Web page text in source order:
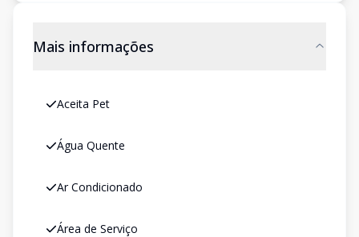
Mais informações
Aceita Pet
Água Quente
Ar Condicionado
Área de Serviço